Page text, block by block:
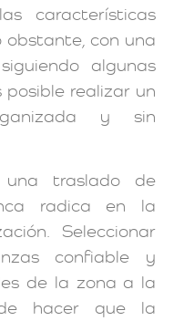
características
obstante, con una
algunas
posible realizar un
y sin
traslado de
radica en la
Seleccionar
confiable y
de la zona a la
hacer que la